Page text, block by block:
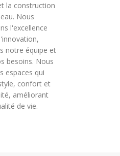
la construction
Nous
l'excellence
notre équipe et
besoins. Nous
espaces qui
confort et
améliorant
de vie.